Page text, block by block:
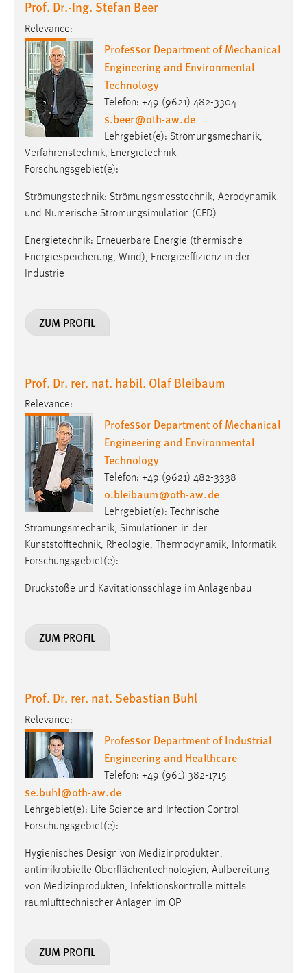
Prof. Dr.-Ing. Stefan Beer
Relevance:
Professor Department of Mechanical
Engineering and Environmental
Technology
Telefon: +49 (9621) 482-3304
s.beer@oth-aw.de
Lehrgebiet(e): Strömungsmechanik,
Verfahrenstechnik, Energietechnik
Forschungsgebiet(e):
Strömungstechnik: Strömungsmesstechnik, Aerodynamik
und Numerische Strömungsimulation (CFD)
Energietechnik: Erneuerbare Energie (thermische
Energiespeicherung, Wind), Energieeffizienz in der
Industrie
ZUM PROFIL
Prof. Dr. rer. nat. habil. Olaf Bleibaum
Relevance:
Professor Department of Mechanical
Engineering and Environmental
Technology
Telefon: +49 (9621) 482-3338
o.bleibaum@oth-aw.de
Lehrgebiet(e): Technische
Strömungsmechanik, Simulationen in der
Kunststofftechnik, Rheologie, Thermodynamik, Informatik
Forschungsgebiet(e):
Druckstöße und Kavitationsschläge im Anlagenbau
ZUM PROFIL
Prof. Dr. rer. nat. Sebastian Buhl
Relevance:
Professor Department of Industrial
Engineering and Healthcare
Telefon: +49 (961) 382-1715
se.buhl@oth-aw.de
Lehrgebiet(e): Life Science and Infection Control
Forschungsgebiet(e):
Hygienisches Design von Medizinprodukten,
antimikrobielle Oberflächentechnologien, Aufbereitung
von Medizinprodukten, Infektionskontrolle mittels
raumlufttechnischer Anlagen im OP
ZUM PROFIL